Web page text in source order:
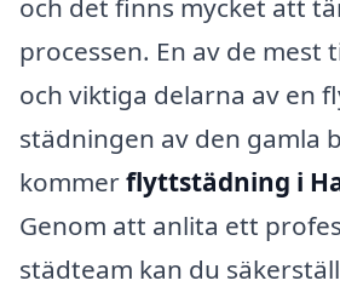
och det finns mycket att
processen. En av de mest
och viktiga delarna av en
städningen av den gamla
kommerflyttstädning i
Genom att anlita ett
städteam kan du